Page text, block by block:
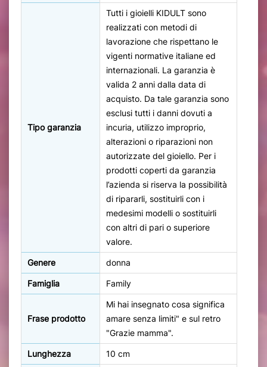
Tipo garanzia
Tutti i gioielli KIDULT sono
realizzati con metodi di
lavorazione che rispettano le
vigenti normative italiane ed
internazionali. La garanzia è
valida 2 anni dalla data di
acquisto. Da tale garanzia sono
esclusi tutti i danni dovuti a
incuria, utilizzo improprio,
alterazioni o riparazioni non
autorizzate del gioiello. Per i
prodotti coperti da garanzia
l’azienda si riserva la possibilità
di ripararli, sostituirli con i
medesimi modelli o sostituirli
con altri di pari o superiore
valore.
Genere donna
Famiglia Family
Frase prodotto
Mi hai insegnato cosa significa
amare senza limiti" e sul retro
"Grazie mamma".
Lunghezza 10 cm